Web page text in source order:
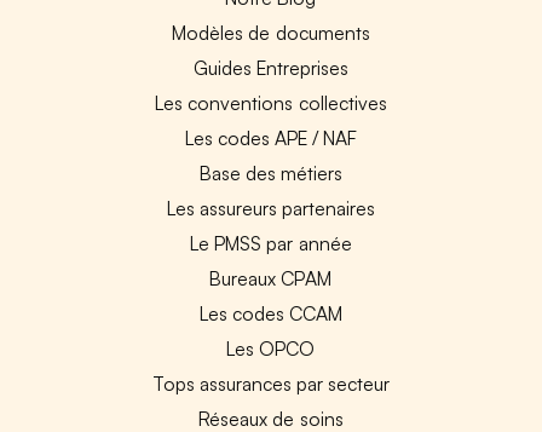
Modèles de documents
Guides Entreprises
Les conventions collectives
Les codes APE / NAF
Base des métiers
Les assureurs partenaires
Le PMSS par année
Bureaux CPAM
Les codes CCAM
Les OPCO
Tops assurances par secteur
Réseaux de soins